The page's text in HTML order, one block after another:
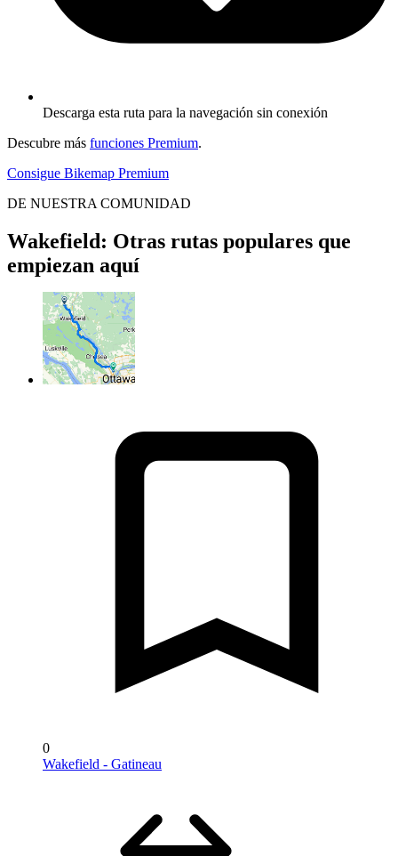
Descarga esta ruta para la navegación sin conexión
Descubre más funciones Premium.
Consigue Bikemap Premium
DE NUESTRA COMUNIDAD
Wakefield: Otras rutas populares que
empiezan aquí
0
Wakefield - Gatineau